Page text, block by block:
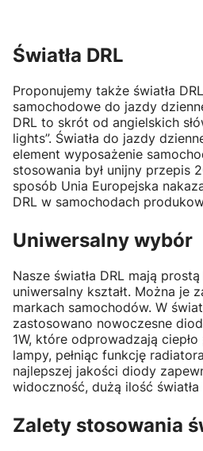
Światła DRL
Proponujemy także światła
samochodowe do jazdy
DRL to skrót od angielskich
lights”. Światła do jazdy
element wyposażenie
stosowania był unijny przepis
sposób Unia Europejska
DRL w samochodach
Uniwersalny wybór
Nasze światła DRL mają
uniwersalny kształt. Można je
markach samochodów. W
zastosowano nowoczesne
1W, które odprowadzają
lampy, pełniąc funkcję
najlepszej jakości diody
widoczność, dużą ilość
Zalety stosowania